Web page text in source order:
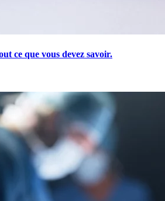
ce que vous devez savoir.